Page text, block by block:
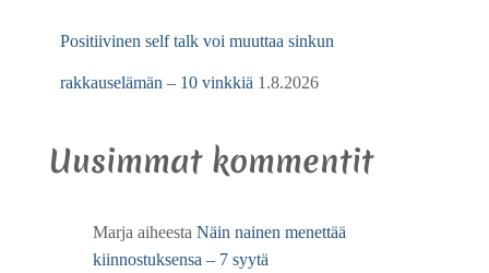
Positiivinen self talk voi muuttaa sinkun
rakkauselämän – 10 vinkkiä 1.8.2026
Uusimmat kommentit
Marja aiheesta Näin nainen menettää
kiinnostuksensa – 7 syytä